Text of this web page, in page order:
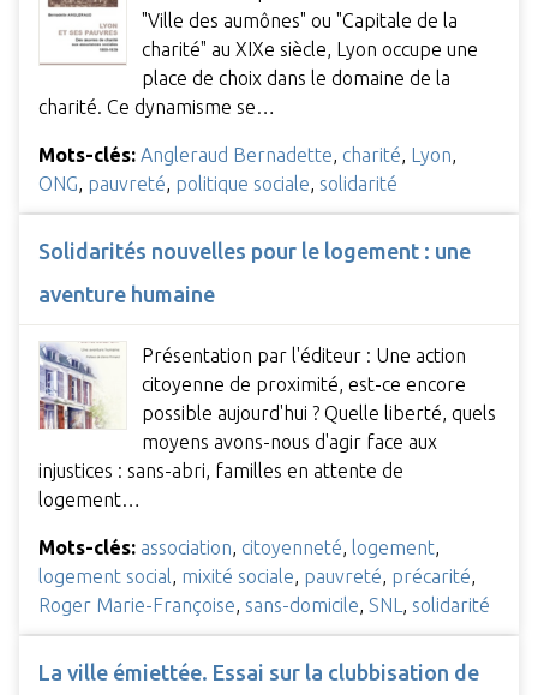
"Ville des aumônes" ou "Capitale de la
charité" au XIXe siècle, Lyon occupe une
place de choix dans le domaine de la
charité. Ce dynamisme se…
Mots-clés: Angleraud Bernadette, charité, Lyon,
ONG, pauvreté, politique sociale, solidarité
Solidarités nouvelles pour le logement : une
aventure humaine
Présentation par l'éditeur : Une action
citoyenne de proximité, est-ce encore
possible aujourd'hui ? Quelle liberté, quels
moyens avons-nous d'agir face aux
injustices : sans-abri, familles en attente de
logement…
Mots-clés: association, citoyenneté, logement,
logement social, mixité sociale, pauvreté, précarité,
Roger Marie-Françoise, sans-domicile, SNL , solidarité
La ville émiettée. Essai sur la clubbisation de